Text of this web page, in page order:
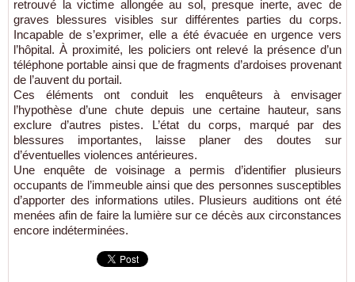
retrouvé la victime allongée au sol, presque inerte, avec de
graves blessures visibles sur différentes parties du corps.
Incapable de s’exprimer, elle a été évacuée en urgence vers
l’hôpital. À proximité, les policiers ont relevé la présence d’un
téléphone portable ainsi que de fragments d’ardoises provenant
de l’auvent du portail.
Ces éléments ont conduit les enquêteurs à envisager
l’hypothèse d’une chute depuis une certaine hauteur, sans
exclure d’autres pistes. L’état du corps, marqué par des
blessures importantes, laisse planer des doutes sur
d’éventuelles violences antérieures.
Une enquête de voisinage a permis d’identifier plusieurs
occupants de l’immeuble ainsi que des personnes susceptibles
d’apporter des informations utiles. Plusieurs auditions ont été
menées afin de faire la lumière sur ce décès aux circonstances
encore indéterminées.